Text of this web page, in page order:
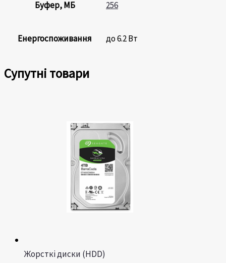
Буфер, МБ 256
Енергоспоживання до 6.2 Вт
Супутні товари
Жорсткі диски (HDD)